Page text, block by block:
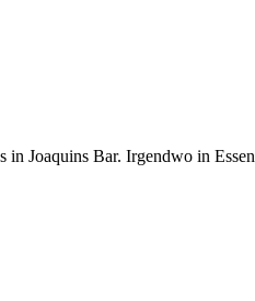
in Joaquins Bar. Irgendwo in